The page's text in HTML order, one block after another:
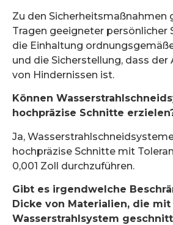
Zu den Sicherheitsmaßnahmen
Tragen geeigneter persönlicher
die Einhaltung
und die Sicherstellung, dass
von Hindernissen ist.
Können
hochpräzise Schnitte
Ja,
hochpräzise Schnitte mit
0,001 Zoll durchzuführen.
Gibt es irgendwelche
Dicke von Materialien, die
Wasserstrahlsystem